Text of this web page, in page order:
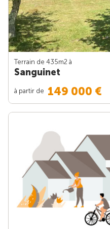
Terrain de 435m2 à
Sanguinet
à partir de 149 000 €